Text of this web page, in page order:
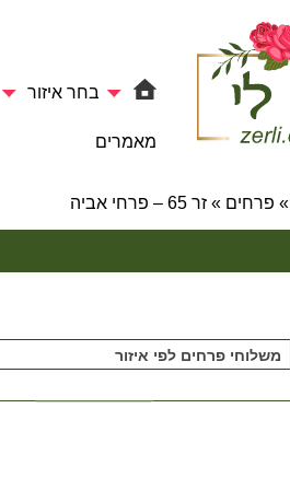
בחר איזור
מאמרים
» פרחים » זר 65 – פרחי אביה
משלוחי פרחים לפי איזור